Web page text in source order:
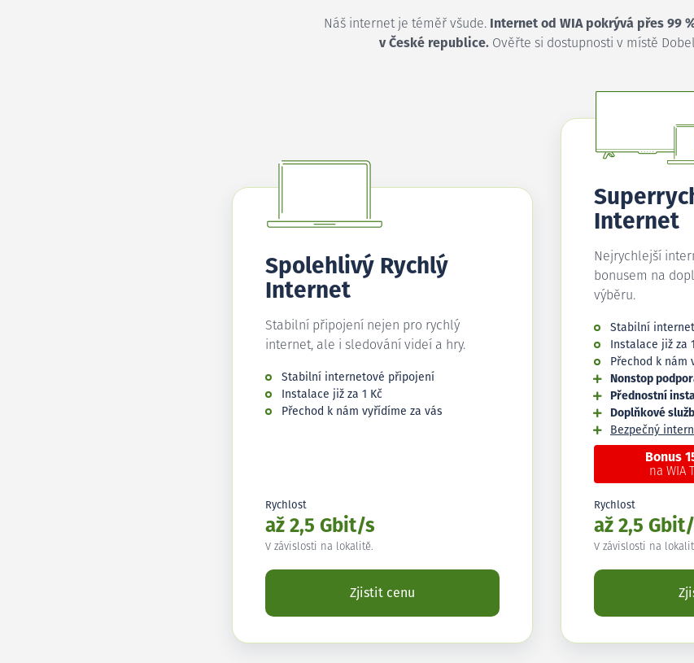
Náš internet je téměř všude.
Internet od WIA pokrývá přes 99
v České republice.Ověřte si dostupnosti v místě
Spolehlivý Rychlý
Internet
Stabilní připojení nejen pro rychlý
internet, ale i sledování videí a hry.
Stabilní internetové připojení
Instalace již za 1 Kč
Přechod k nám vyřídíme za vás
Rychlost
až 2,5 Gbit/s
V závislosti na lokalitě.
Zjistit cenu
Internet
Nejrychlejší
bonusem na
výběru.
Stabilní
Instalace již za
Přechod k nám
Nonstop
Přednostní
Doplňkové
Bezpečný
Bonus
na WIA
Rychlost
až 2,5
V závislosti na